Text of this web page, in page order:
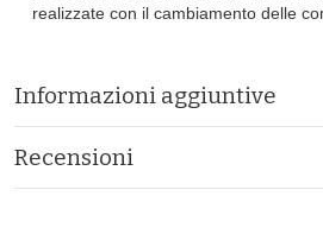
realizzate con il cambiamento delle
Informazioni aggiuntive
Recensioni